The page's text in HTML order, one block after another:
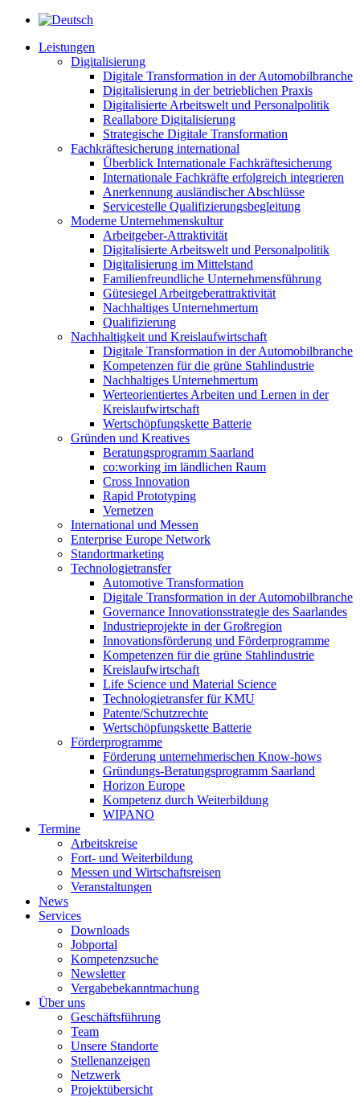
Leistungen
Digitalisierung
Digitale Transformation in der Automobilbranche
Digitalisierung in der betrieblichen Praxis
Digitalisierte Arbeitswelt und Personalpolitik
Reallabore Digitalisierung
Strategische Digitale Transformation
Fachkräftesicherung international
Überblick Internationale Fachkräftesicherung
Internationale Fachkräfte erfolgreich integrieren
Anerkennung ausländischer Abschlüsse
Servicestelle Qualifizierungsbegleitung
Moderne Unternehmenskultur
Arbeitgeber-Attraktivität
Digitalisierte Arbeitswelt und Personalpolitik
Digitalisierung im Mittelstand
Familienfreundliche Unternehmensführung
Gütesiegel Arbeitgeberattraktivität
Nachhaltiges Unternehmertum
Qualifizierung
Nachhaltigkeit und Kreislaufwirtschaft
Digitale Transformation in der Automobilbranche
Kompetenzen für die grüne Stahlindustrie
Nachhaltiges Unternehmertum
Werteorientiertes Arbeiten und Lernen in der
Kreislaufwirtschaft
Wertschöpfungskette Batterie
Gründen und Kreatives
Beratungsprogramm Saarland
co:working im ländlichen Raum
Cross Innovation
Rapid Prototyping
Vernetzen
International und Messen
Enterprise Europe Network
Standortmarketing
Technologietransfer
Automotive Transformation
Digitale Transformation in der Automobilbranche
Governance Innovationsstrategie des Saarlandes
Industrieprojekte in der Großregion
Innovationsförderung und Förderprogramme
Kompetenzen für die grüne Stahlindustrie
Kreislaufwirtschaft
Life Science und Material Science
Technologietransfer für KMU
Patente/Schutzrechte
Wertschöpfungskette Batterie
Förderprogramme
Förderung unternehmerischen Know-hows
Gründungs-Beratungsprogramm Saarland
Horizon Europe
Kompetenz durch Weiterbildung
WIPANO
Termine
Arbeitskreise
Fort- und Weiterbildung
Messen und Wirtschaftsreisen
Veranstaltungen
News
Services
Downloads
Jobportal
Kompetenzsuche
Newsletter
Vergabebekanntmachung
Über uns
Geschäftsführung
Team
Unsere Standorte
Stellenanzeigen
Netzwerk
Projektübersicht